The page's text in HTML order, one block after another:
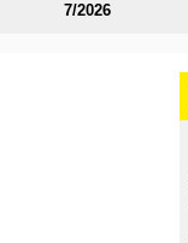
7/2026